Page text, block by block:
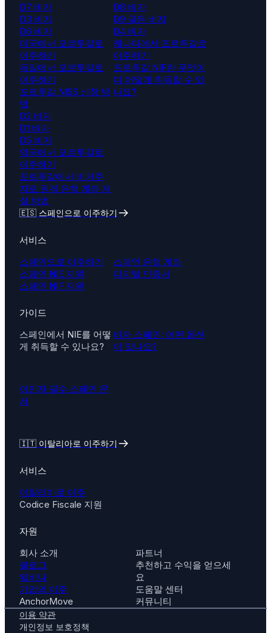
D7 비자
D3 비자
D6 비자
미국에서 포르투갈로
이주하기
독일에서 포르투갈로
이주하기
포르투갈 NISS 신청 방
법
D8 비자
D9 골든 비자
D4 비자
캐나다에서 포르투갈로
이주하기
포르투갈 NIF란 무엇이
며 어떻게 취득할 수 있
나요?
D2 비자
D1 비자
D5 비자
영국에서 포르투갈로
이주하기
포르투갈에서 비거주
자로 원격 은행 계좌 개
설 방법
🇪🇸 스페인으로 이주하기
서비스
스페인으로 이주하기
스페인 NIE 지원
스페인 NIF 지원
스페인 은행 계좌
디지털 인증서
가이드
스페인에서 NIE를 어떻
게 취득할 수 있나요?
비자 스페인: 어떤 옵션
이 있나요?
이민자 필수 스페인 문
서
🇮🇹 이탈리아로 이주하기
서비스
이탈리아로 이주
Codice Fiscale 지원
자원
회사 소개
블로그
웨비나
기업의 이주
AnchorMove
파트너
추천하고 수익을 얻으세
요
도움말 센터
커뮤니티
이용 약관
개인정보 보호정책